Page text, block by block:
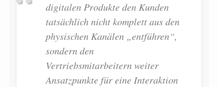
digitalen Produkte den Kunden
tatsächlich nicht komplett aus den
physischen Kanälen „entführen“,
sondern den
Vertriebsmitarbeitern weiter
Ansatzpunkte für eine Interaktion